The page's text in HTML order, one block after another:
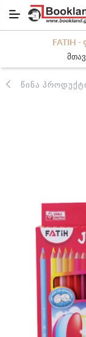
FATIH
ᲬᲘᲜᲐ